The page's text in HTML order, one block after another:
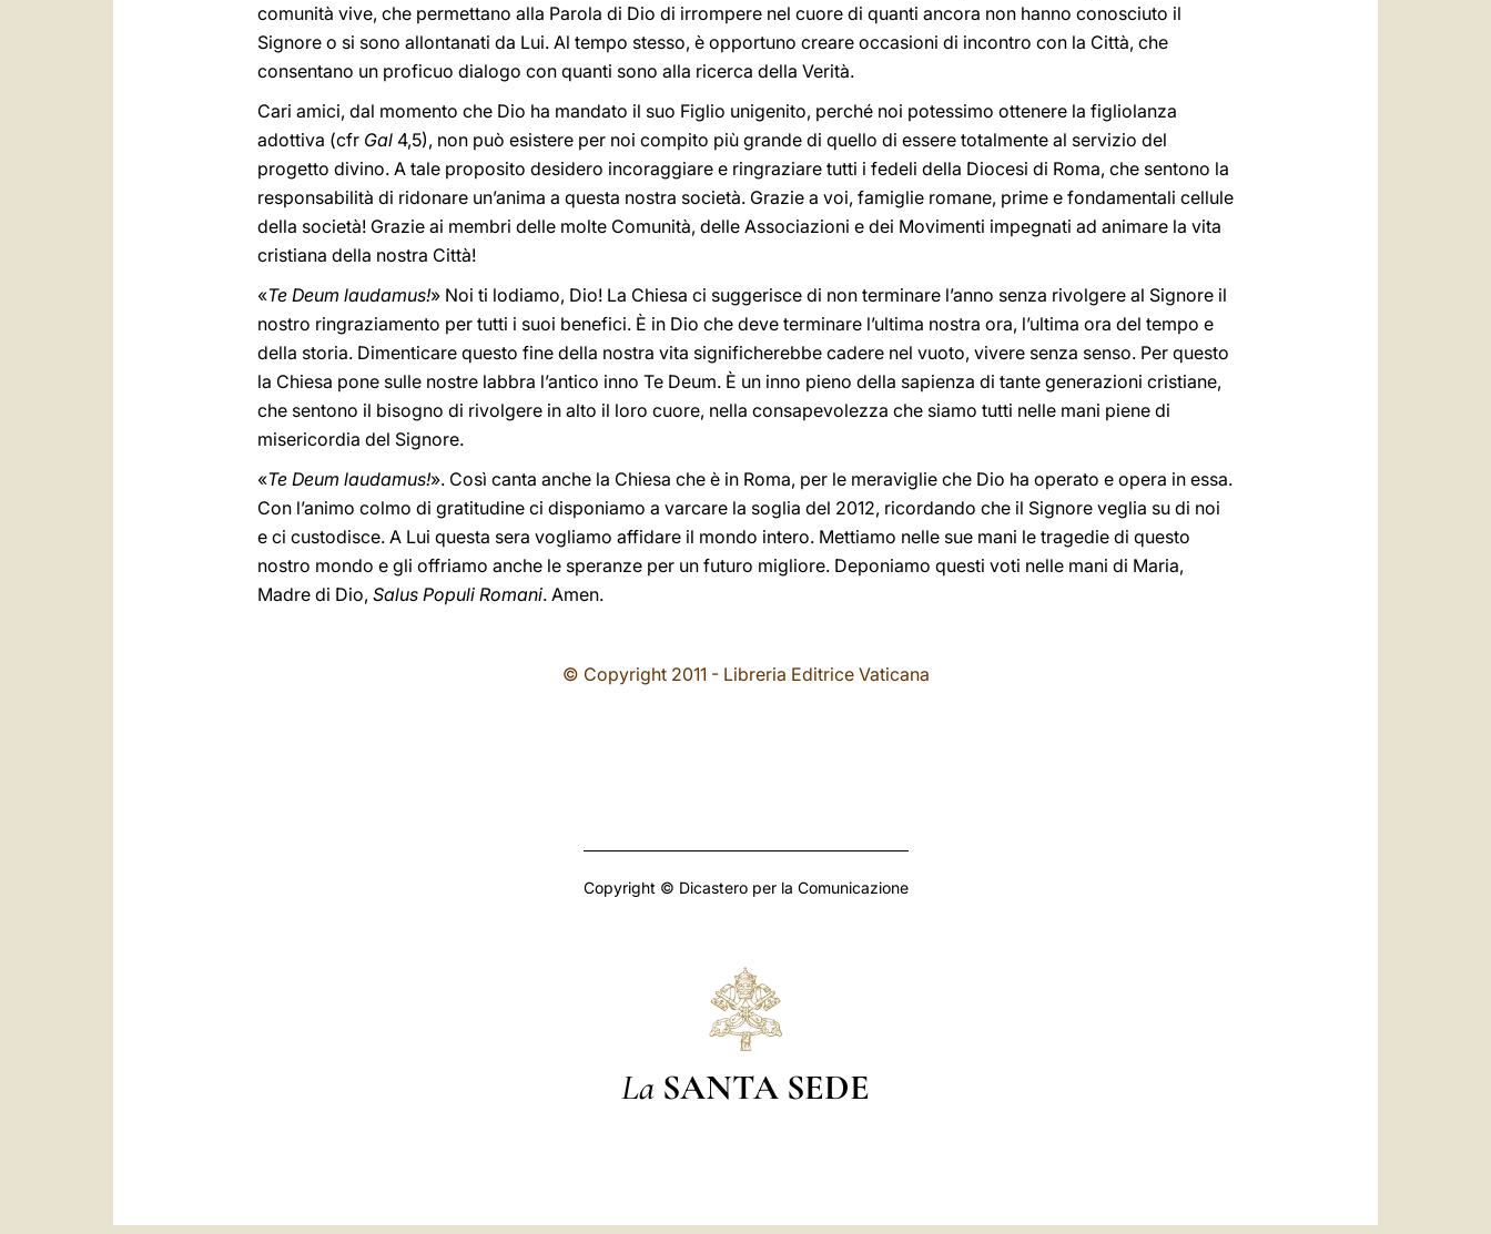
comunità vive, che permettano alla Parola di Dio di irrompere nel cuore di quanti ancora non hanno conosciuto il
Signore o si sono allontanati da Lui. Al tempo stesso, è opportuno creare occasioni di incontro con la Città, che
consentano un proficuo dialogo con quanti sono alla ricerca della Verità.
Cari amici, dal momento che Dio ha mandato il suo Figlio unigenito, perché noi potessimo ottenere la figliolanza
adottiva (cfr Gal 4,5), non può esistere per noi compito più grande di quello di essere totalmente al servizio del
progetto divino. A tale proposito desidero incoraggiare e ringraziare tutti i fedeli della Diocesi di Roma, che sentono la
responsabilità di ridonare un’anima a questa nostra società. Grazie a voi, famiglie romane, prime e fondamentali cellule
della società! Grazie ai membri delle molte Comunità, delle Associazioni e dei Movimenti impegnati ad animare la vita
cristiana della nostra Città!
«Te Deum laudamus!» Noi ti lodiamo, Dio! La Chiesa ci suggerisce di non terminare l’anno senza rivolgere al Signore il
nostro ringraziamento per tutti i suoi benefici. È in Dio che deve terminare l’ultima nostra ora, l’ultima ora del tempo e
della storia. Dimenticare questo fine della nostra vita significherebbe cadere nel vuoto, vivere senza senso. Per questo
la Chiesa pone sulle nostre labbra l’antico inno Te Deum. È un inno pieno della sapienza di tante generazioni cristiane,
che sentono il bisogno di rivolgere in alto il loro cuore, nella consapevolezza che siamo tutti nelle mani piene di
misericordia del Signore.
«Te Deum laudamus!». Così canta anche la Chiesa che è in Roma, per le meraviglie che Dio ha operato e opera in essa.
Con l’animo colmo di gratitudine ci disponiamo a varcare la soglia del 2012, ricordando che il Signore veglia su di noi
e ci custodisce. A Lui questa sera vogliamo affidare il mondo intero. Mettiamo nelle sue mani le tragedie di questo
nostro mondo e gli offriamo anche le speranze per un futuro migliore. Deponiamo questi voti nelle mani di Maria,
Madre di Dio, Salus Populi Romani. Amen.
© Copyright 2011 - Libreria Editrice Vaticana
Copyright © Dicastero per la Comunicazione
La SANTA SEDE